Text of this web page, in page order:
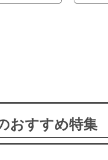
おすすめ特集